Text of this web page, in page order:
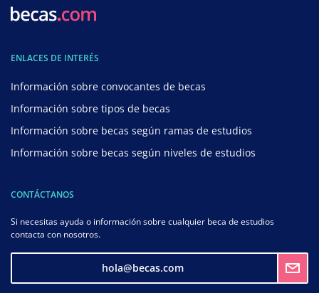
ENLACES DE INTERÉS
Información sobre convocantes de becas
Información sobre tipos de becas
Información sobre becas según ramas de estudios
Información sobre becas según niveles de estudios
CONTÁCTANOS
Si necesitas ayuda o información sobre cualquier beca de estudios
contacta con nosotros.
hola@becas.com